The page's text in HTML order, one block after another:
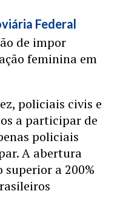
Federal
de impor
feminina em
policiais civis e
a participar de
policiais
A abertura
a 200%